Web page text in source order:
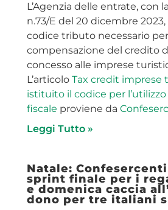
L’Agenzia delle entrate, con
n.73/E del 20 dicembre
codice tributo necessario per
compensazione del credito
concesso alle imprese
L’articoloTax credit imprese
istituito il codice per
fiscale proviene da
Leggi Tutto »
Natale:
sprint finale per i
e domenica caccia
dono per tre italiani